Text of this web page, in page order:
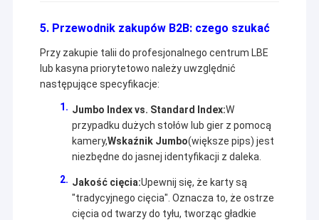
5. Przewodnik zakupów B2B: czego szukać
Przy zakupie talii do profesjonalnego centrum LBE
lub kasyna priorytetowo należy uwzględnić
następujące specyfikacje:
Jumbo Index vs. Standard Index:W
przypadku dużych stołów lub gier z pomocą
kamery,Wskaźnik Jumbo(większe pips) jest
niezbędne do jasnej identyfikacji z daleka.
Jakość cięcia:Upewnij się, że karty są
"tradycyjnego cięcia". Oznacza to, że ostrze
cięcia od twarzy do tyłu, tworząc gładkie